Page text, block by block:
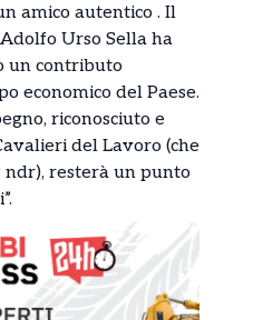
amico autentico . Il
Urso Sella ha
un contributo
economico del Paese.
riconosciuto e
del Lavoro (che
resterà un punto